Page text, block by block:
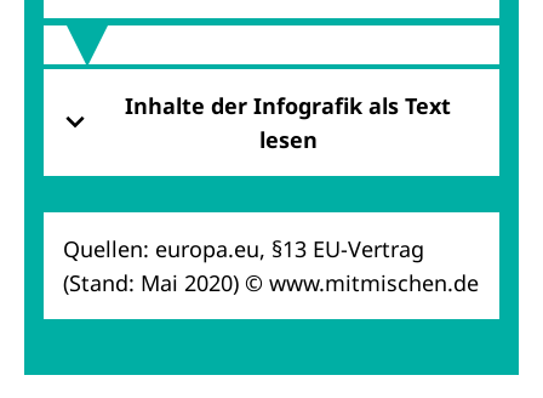
Inhalte der Infografik als Text
lesen
Quellen: europa.eu, §13 EU-Vertrag
(Stand: Mai 2020) © www.mitmischen.de